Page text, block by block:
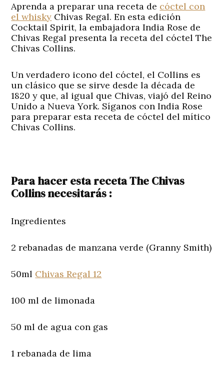
Aprenda a preparar una receta de cóctel con
el whisky Chivas Regal. En esta edición
Cocktail Spirit, la embajadora India Rose de
Chivas Regal presenta la receta del cóctel The
Chivas Collins.
Un verdadero icono del cóctel, el Collins es
un clásico que se sirve desde la década de
1820 y que, al igual que Chivas, viajó del Reino
Unido a Nueva York. Síganos con India Rose
para preparar esta receta de cóctel del mítico
Chivas Collins.
Para hacer esta receta The Chivas
Collins necesitarás :
Ingredientes
2 rebanadas de manzana verde (Granny Smith)
50ml Chivas Regal 12
100 ml de limonada
50 ml de agua con gas
1 rebanada de lima